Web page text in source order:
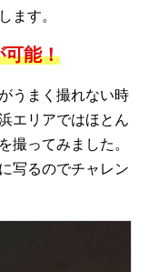
ます。
可能！
うまく撮れない時
エリアではほとん
撮ってみました。
写るのでチャレン